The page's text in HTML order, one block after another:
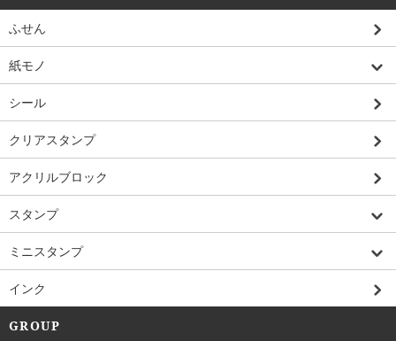
ふせん
紙モノ
シール
クリアスタンプ
アクリルブロック
スタンプ
ミニスタンプ
インク
GROUP